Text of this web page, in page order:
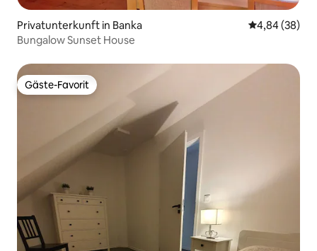
Privatunterkunft in Banka
4,84 (38)
Bungalow Sunset House
Gäste-Favorit
Gäste-Favorit